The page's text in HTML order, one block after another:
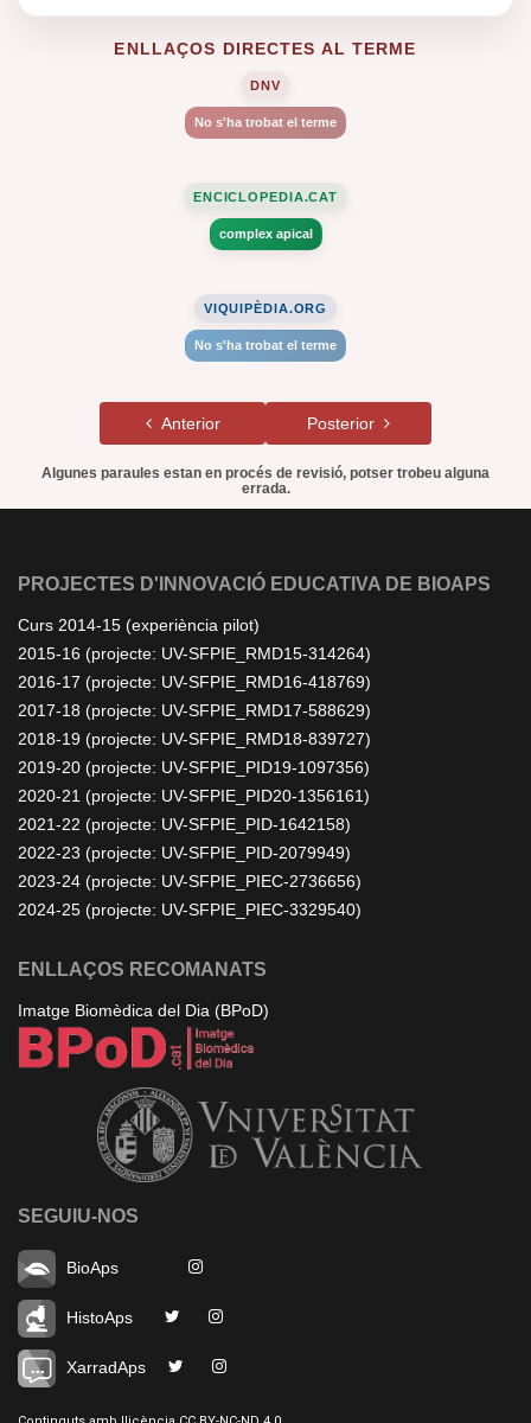
ENLLAÇOS DIRECTES AL TERME
DNV
No s'ha trobat el terme
ENCICLOPEDIA.CAT
complex apical
VIQUIPÈDIA.ORG
No s'ha trobat el terme
Anterior Posterior
Algunes paraules estan en procés de revisió, potser trobeu alguna
errada.
PROJECTES D'INNOVACIÓ EDUCATIVA DE BIOAPS
Curs 2014-15 (experiència pilot)
2015-16 (projecte: UV-SFPIE_RMD15-314264)
2016-17 (projecte: UV-SFPIE_RMD16-418769)
2017-18 (projecte: UV-SFPIE_RMD17-588629)
2018-19 (projecte: UV-SFPIE_RMD18-839727)
2019-20 (projecte: UV-SFPIE_PID19-1097356)
2020-21 (projecte: UV-SFPIE_PID20-1356161)
2021-22 (projecte: UV-SFPIE_PID-1642158)
2022-23 (projecte: UV-SFPIE_PID-2079949)
2023-24 (projecte: UV-SFPIE_PIEC-2736656)
2024-25 (projecte: UV-SFPIE_PIEC-3329540)
ENLLAÇOS RECOMANATS
Imatge Biomèdica del Dia (BPoD)
SEGUIU-NOS
BioAps
HistoAps
XarradAps